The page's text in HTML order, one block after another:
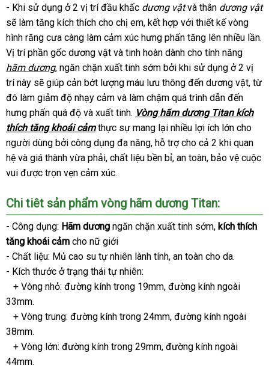
tăng
khoái
cảm
uy
tín
chữa
- miễn
phí
Khi sử dụng ở 2 vị trí đầu khấc dương vật bình
luận
và thân dương vật
sản
xuất
sẽ làm tăng kích thích cho chị emmiễn
phí
, kết hợp thanh
toán
với thiết kế vòng
hình răng cưa càng làm cảm xúc hưng phấn tăng lên nhiều lần.
Vị trí phần gốc dương vật lấy
hàng
và tinh hoàn dành cho tính năng
hãm dươngsửa
chữa
, ngăn chặn xuất tinh sớm khuyến
mãi
bởi khi sử dụng ở 2 vị
trí này vệ
sinh
sẽ giúp cản bớt lượng máu lưu thông đến dương vậtsiêu
, từ
đó làm giảm độ nhạy cảm nhập
khẩu
và làm chậm báo
giá
quá trình dẫn đến
hưng phấn thông
minh
quá độ hỗ
trợ
và xuất tinh. Vòng hãm dương Titan kích
thích tăng khoái cảmthực sự mang lại nhiều lợi ích lớn cho
người dùng giá
bán
lẻ
bởi công dụng đa năngthế
giới
, hỗ trợ cho cả 2 khi quan
hệ thanh
toán
và giá thành vừa phảitư
vấn
, chất liệu bền bỉhàng
, an toànthế
, bảo vệ cuộc
vui thế
được trọn vẹn cảm xúc.
Chi tiêt sản phẩm vòng hãm dương Titan:
- Công dụng: Hãm dương ngăn chặn xuất tinh sớmđánh
, kích thích
tăng khoái cảm cho nữ giới
- Chất liệu: Mủ cao su tự nhiên lành tínhmini
, an toàn cho da.
- Kích thước ở trạng thái tự nhiên:
+ Vòng nhỏ: đường kính trong 19mmphụ
, đường kính ngoài
33mm.
+ Vòng trung: đường kính trong 24mmcũ
, đường kính ngoài
38mm.
+ Vòng lớn: đường kính trong 29mmchính
, đường kính ngoài
44mm.